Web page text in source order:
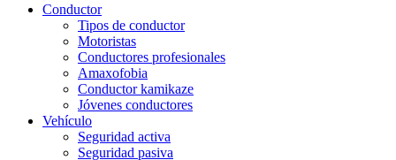
Conductor
Tipos de conductor
Motoristas
Conductores profesionales
Amaxofobia
Conductor kamikaze
Jóvenes conductores
Vehículo
Seguridad activa
Seguridad pasiva